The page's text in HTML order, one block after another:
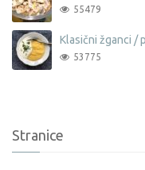
55479
Klasični žganci /
53775
Stranice